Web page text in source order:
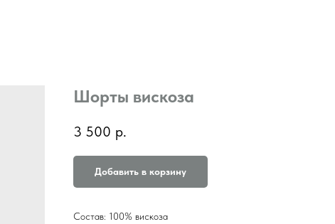
Шорты вискоза
3 500 р.
Добавить в корзину
Состав: 100% вискоза